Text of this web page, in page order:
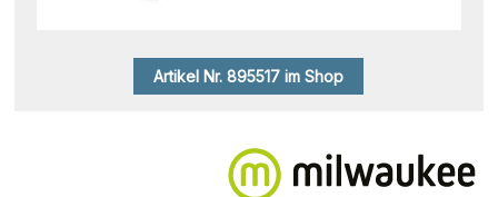
Artikel Nr. 895517 im Shop